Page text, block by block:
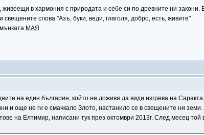
в хармония с природата и себе си по древните ни
слова "Азъ, буки, веди, глаголя, добро, есть, живите"
МАЯ
на един българин, който не доживя да види изгрева на
и още не ги е смачкало Злото, настанило се в свещените ни земи.
на Елтимир, написани тук през октомври 2013г. След месец